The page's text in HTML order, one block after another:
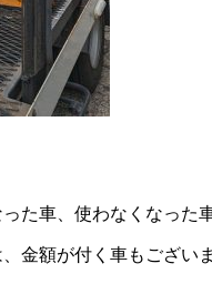
た車、使わなくなった
金額が付く車もございま